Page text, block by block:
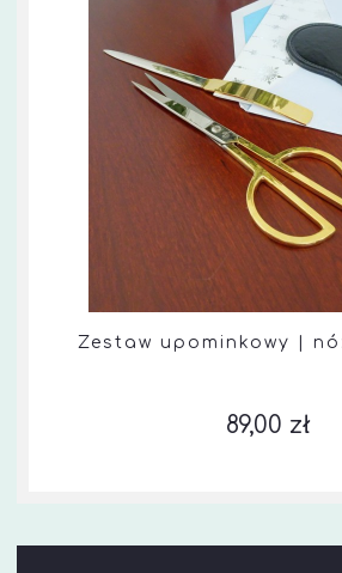
Zestaw upominkowy |
89,00 zł